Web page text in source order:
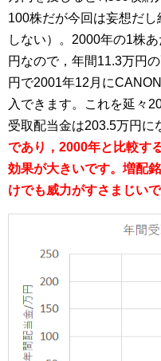
100株だが今回は妄想だ
しない）。2000年の1株
円なので，年間11.3万円
円で2001年12月に
入できます。これを延々
受取配当金は203.5万円に
であり，2000年と比較す
効果が大きいです。増配
けでも威力がすさまじいで